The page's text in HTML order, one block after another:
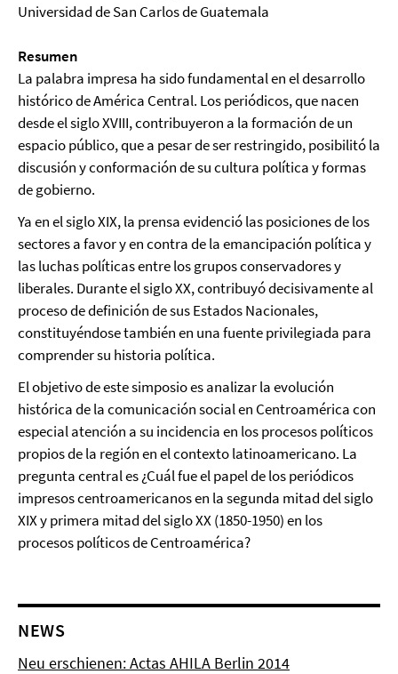
Universidad de San Carlos de Guatemala
Resumen
La palabra impresa ha sido fundamental en el desarrollo
histórico de América Central. Los periódicos, que nacen
desde el siglo XVIII, contribuyeron a la formación de un
espacio público, que a pesar de ser restringido, posibilitó la
discusión y conformación de su cultura política y formas
de gobierno.
Ya en el siglo XIX, la prensa evidenció las posiciones de los
sectores a favor y en contra de la emancipación política y
las luchas políticas entre los grupos conservadores y
liberales. Durante el siglo XX, contribuyó decisivamente al
proceso de definición de sus Estados Nacionales,
constituyéndose también en una fuente privilegiada para
comprender su historia política.
El objetivo de este simposio es analizar la evolución
histórica de la comunicación social en Centroamérica con
especial atención a su incidencia en los procesos políticos
propios de la región en el contexto latinoamericano. La
pregunta central es ¿Cuál fue el papel de los periódicos
impresos centroamericanos en la segunda mitad del siglo
XIX y primera mitad del siglo XX (1850-1950) en los
procesos políticos de Centroamérica?
NEWS
Neu erschienen: Actas AHILA Berlin 2014